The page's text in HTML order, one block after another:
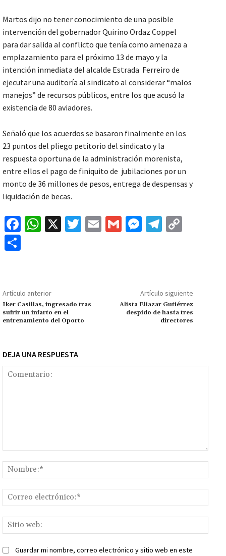
Martos dijo no tener conocimiento de una posible
intervención del gobernador Quirino Ordaz Coppel
para dar salida al conflicto que tenía como amenaza a
emplazamiento para el próximo 13 de mayo y la
intención inmediata del alcalde Estrada Ferreiro de
ejecutar una auditoría al sindicato al considerar “malos
manejos” de recursos públicos, entre los que acusó la
existencia de 80 aviadores.
Señaló que los acuerdos se basaron finalmente en los
23 puntos del pliego petitorio del sindicato y la
respuesta oportuna de la administración morenista,
entre ellos el pago de finiquito de jubilaciones por un
monto de 36 millones de pesos, entrega de despensas y
liquidación de becas.
Fa
o
k
W
p
p
X
T
E
G
M
ge
r
Te
m Li
n
k
p
ar
tir
Artículo anterior
Iker Casillas, ingresado tras
sufrir un infarto en el
entrenamiento del Oporto
Artículo siguiente
Alista Eliazar Gutiérrez
despido de hasta tres
directores
DEJA UNA RESPUESTA
web:
Guardar mi nombre, correo electrónico y sitio web en este